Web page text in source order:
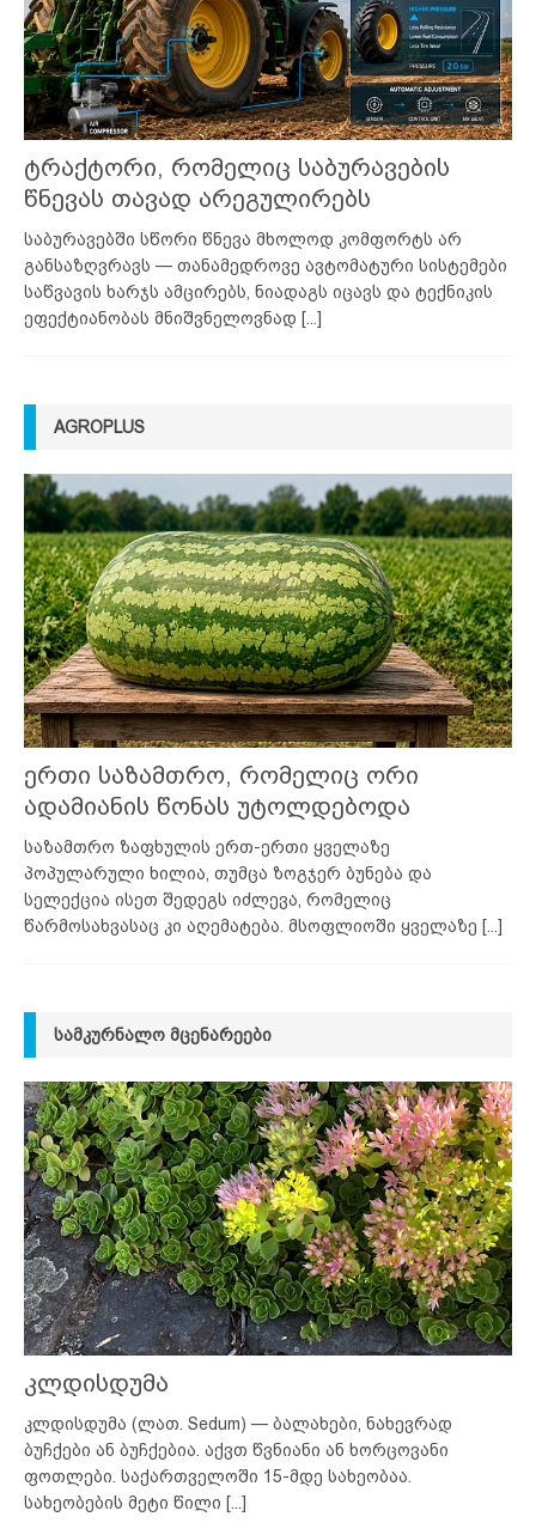
ტრაქტორი, რომელიც საბურავების
წნევას თავად არეგულირებს
საბურავებში სწორი წნევა მხოლოდ კომფორტს არ
განსაზღვრავს — თანამედროვე ავტომატური სისტემები
საწვავის ხარჯს ამცირებს, ნიადაგს იცავს და ტექნიკის
ეფექტიანობას მნიშვნელოვნად [...]
AGROPLUS
ერთი საზამთრო, რომელიც ორი
ადამიანის წონას უტოლდებოდა
საზამთრო ზაფხულის ერთ-ერთი ყველაზე
პოპულარული ხილია, თუმცა ზოგჯერ ბუნება და
სელექცია ისეთ შედეგს იძლევა, რომელიც
წარმოსახვასაც კი აღემატება. მსოფლიოში ყველაზე [...]
ᲡᲐᲛᲙᲣᲠᲜᲐᲚᲝ ᲛᲪᲔᲜᲐᲠᲔᲔᲑᲘ
კლდისდუმა
კლდისდუმა (ლათ. Sedum) — ბალახები, ნახევრად
ბუჩქები ან ბუჩქებია. აქვთ წვნიანი ან ხორცოვანი
ფოთლები. საქართველოში 15-მდე სახეობაა.
სახეობების მეტი წილი [...]